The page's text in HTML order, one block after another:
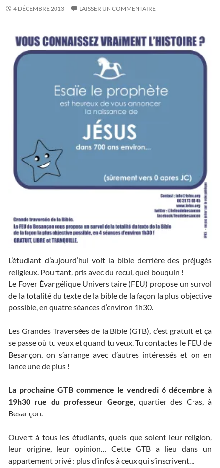
4 DÉCEMBRE 2013 LAISSER UN COMMENTAIRE
L’étudiant d’aujourd’hui voit la bible derrière des préjugés
religieux. Pourtant, pris avec du recul, quel bouquin !
Le Foyer Évangélique Universitaire (FEU) propose un survol
de la totalité du texte de la bible de la façon la plus objective
possible, en quatre séances d’environ 1h30.
Les Grandes Traversées de la Bible (GTB), c’est gratuit et ça
se passe où tu veux et quand tu veux. Tu contactes le FEU de
Besançon, on s’arrange avec d’autres intéressés et on en
lance une de plus !
La prochaine GTB commence le vendredi 6 décembre à
19h30 rue du professeur George , quartier des Cras, à
Besançon.
Ouvert à tous les étudiants, quels que soient leur religion,
leur origine, leur opinion… Cette GTB a lieu dans un
appartement privé : plus d’infos à ceux qui s’inscrivent…